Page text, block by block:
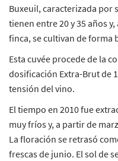
Buxeuil, caracterizada por
tienen entre 20 y 35 años
finca, se cultivan de forma
Esta cuvée procede de la
dosificación Extra-Brut de
tensión del vino.
El tiempo en 2010 fue
muy fríos y, a partir de
La floración se retrasó
frescas de junio. El sol de